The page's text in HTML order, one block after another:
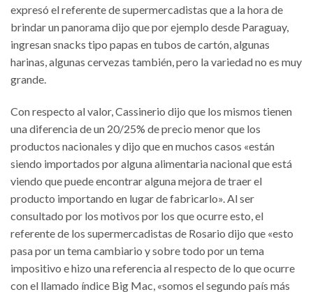
expresó el referente de supermercadistas que a la hora de
brindar un panorama dijo que por ejemplo desde Paraguay,
ingresan snacks tipo papas en tubos de cartón, algunas
harinas, algunas cervezas también, pero la variedad no es muy
grande.
Con respecto al valor, Cassinerio dijo que los mismos tienen
una diferencia de un 20/25% de precio menor que los
productos nacionales y dijo que en muchos casos «están
siendo importados por alguna alimentaria nacional que está
viendo que puede encontrar alguna mejora de traer el
producto importando en lugar de fabricarlo». Al ser
consultado por los motivos por los que ocurre esto, el
referente de los supermercadistas de Rosario dijo que «esto
pasa por un tema cambiario y sobre todo por un tema
impositivo e hizo una referencia al respecto de lo que ocurre
con el llamado índice Big Mac, «somos el segundo país más